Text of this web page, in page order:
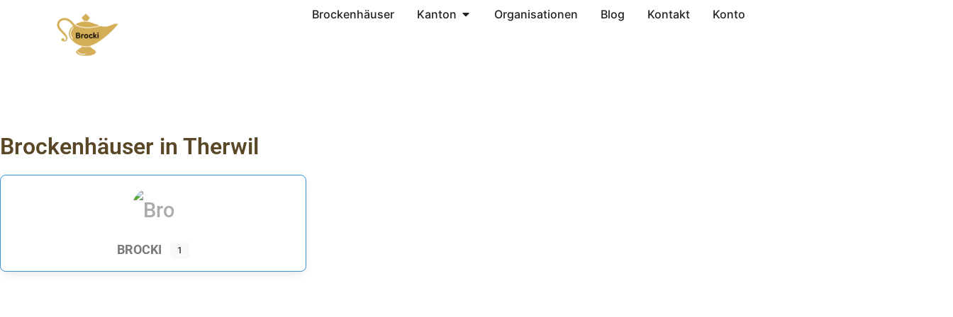
Brockenhäuser Kanton Organisationen Blog Kontakt Konto
Brockenhäuser in Therwil
BROCKI 1